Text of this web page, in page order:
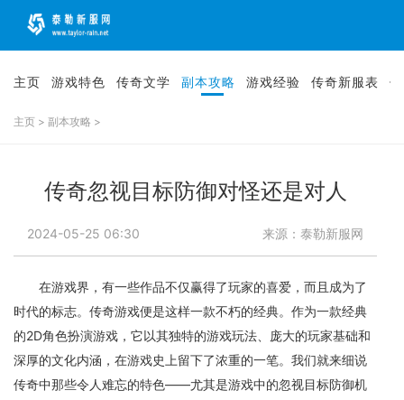
主页 游戏特色 传奇文学 副本攻略 游戏经验 传奇新服表
主页 > 副本攻略 >
传奇忽视目标防御对怪还是对人
2024-05-25 06:30 来源：泰勒新服网
在游戏界，有一些作品不仅赢得了玩家的喜爱，而且成为了
时代的标志。传奇游戏便是这样一款不朽的经典。作为一款经典
的2D角色扮演游戏，它以其独特的游戏玩法、庞大的玩家基础和
深厚的文化内涵，在游戏史上留下了浓重的一笔。我们就来细说
传奇中那些令人难忘的特色——尤其是游戏中的忽视目标防御机